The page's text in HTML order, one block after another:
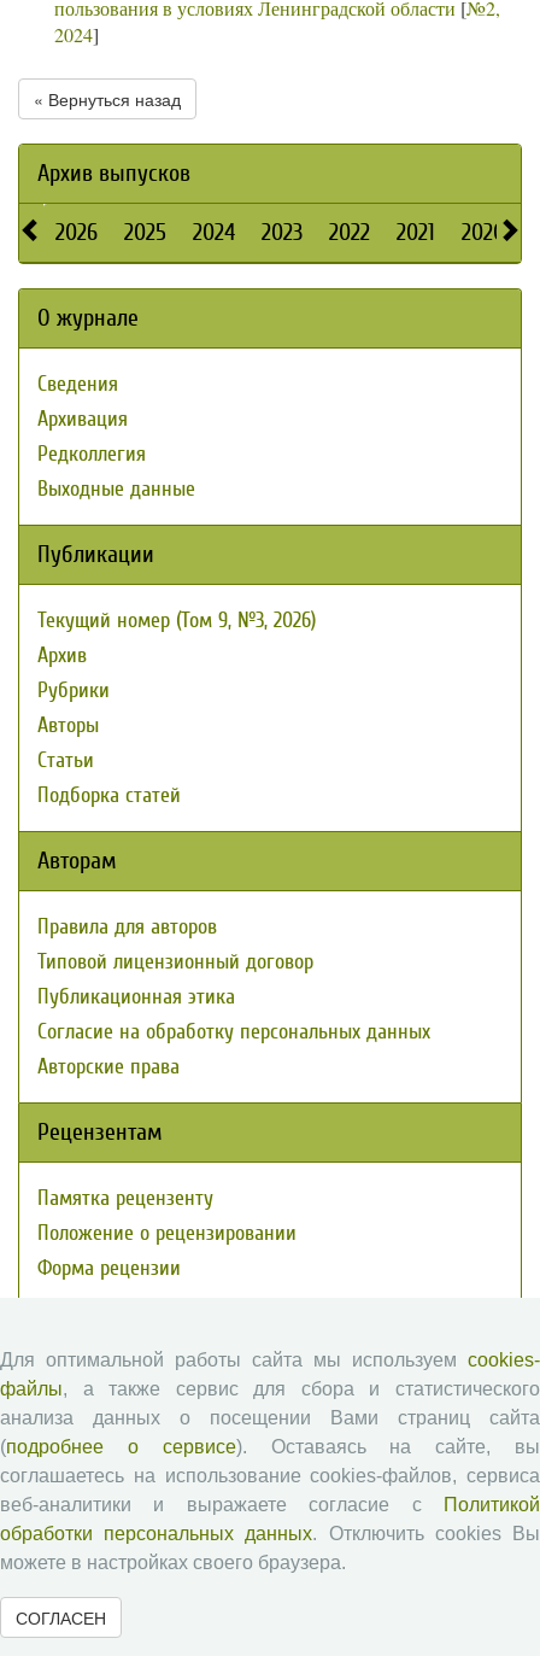
пользования в условиях Ленинградской области [№2,
2024]
« Вернуться назад
Архив выпусков
2026 2025 2024 2023 2022 2021 2020
О журнале
Сведения
Архивация
Редколлегия
Выходные данные
Публикации
Текущий номер (Том 9, №3, 2026)
Архив
Рубрики
Авторы
Статьи
Подборка статей
Авторам
Правила для авторов
Типовой лицензионный договор
Публикационная этика
Согласие на обработку персональных данных
Авторские права
Рецензентам
Памятка рецензенту
Положение о рецензировании
Форма рецензии
Журналы ВолНЦ РАН
Экономические и социальные перемены
Проблемы развития территории
Социальное пространство
Юный экономист
АгроЗооТехника
Для оптимальной работы сайта мы используем cookies-
файлы, а также сервис для сбора и статистического
анализа данных о посещении Вами страниц сайта
(подробнее о сервисе). Оставаясь на сайте, вы
соглашаетесь на использование cookies-файлов, сервиса
веб-аналитики и выражаете согласие с
Политикой
обработки персональных данных. Отключить cookies Вы
можете в настройках своего браузера.
СОГЛАСЕН